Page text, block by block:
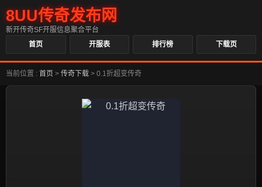
8UU传奇发布网
新开传奇SF开服信息聚合平台
首页
开服表 排行榜 下载页
当前位置 : 首页 > 传奇下载 > 0.1折超变传奇